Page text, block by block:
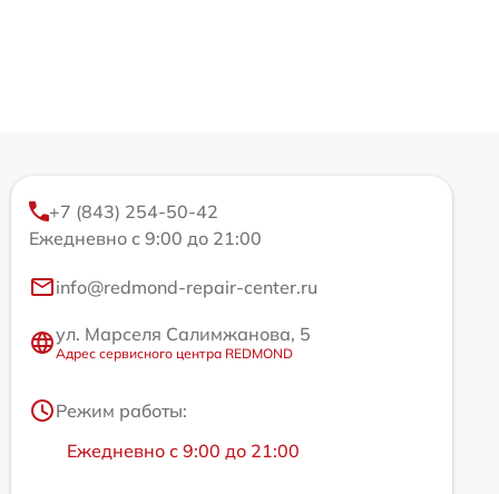
+7 (843) 254-50-42
Ежедневно с 9:00 до 21:00
info@redmond-repair-center.ru
ул. Марселя Салимжанова, 5
Адрес сервисного центра REDMOND
Режим работы:
Ежедневно с 9:00 до 21:00